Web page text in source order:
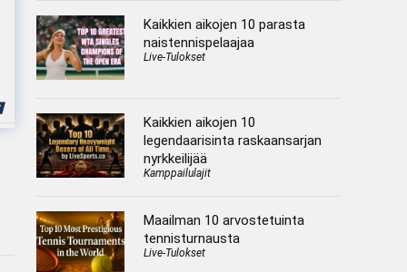
Kaikkien aikojen 10 parasta
naistennispelaajaa
Live-Tulokset
Kaikkien aikojen 10
legendaarisinta raskaansarjan
nyrkkeilijää
Kamppailulajit
Maailman 10 arvostetuinta
tennisturnausta
Live-Tulokset